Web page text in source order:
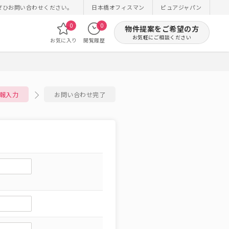
お問い合わせください。 日本橋オフィスマン ピュアジャパン
お気に入り
0
閲覧履歴
0 物件提案をご希望の方
お気軽にご相談ください
入力 お問い合わせ完了